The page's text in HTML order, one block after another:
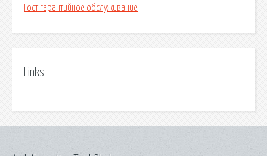
Гост гарантийное обслуживание
Links